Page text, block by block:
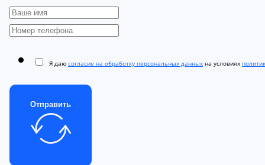
Я даю согласие на обработку персональных данных на условиях
Отправить